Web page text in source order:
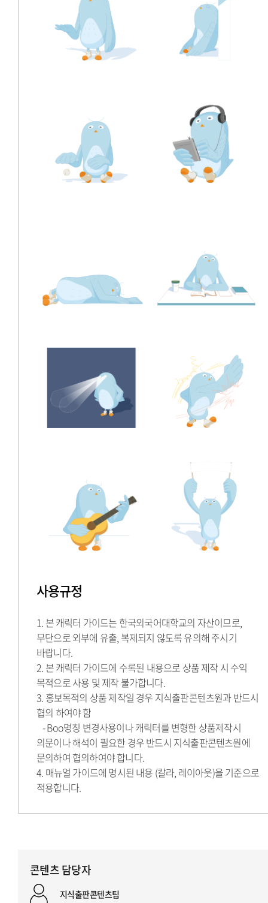
사용규정
1. 본 캐릭터 가이드는 한국외국어대학교의 자산이므로,
무단으로 외부에 유출, 복제되지 않도록 유의해 주시기
바랍니다.
2. 본 캐릭터 가이드에 수록된 내용으로 상품 제작 시 수익
목적으로 사용 및 제작 불가합니다.
3. 홍보목적의 상품 제작일 경우 지식출판콘텐츠원과 반드시
협의 하여야 함
- Boo명칭 변경사용이나 캐릭터를 변형한 상품제작시
의문이나 해석이 필요한 경우 반드시 지식출판콘텐츠원에
문의하여 협의하여야 합니다.
4. 매뉴얼 가이드에 명시된 내용 (칼라, 레이아웃)을 기준으로
적용합니다.
콘텐츠 담당자
지식출판콘텐츠팀